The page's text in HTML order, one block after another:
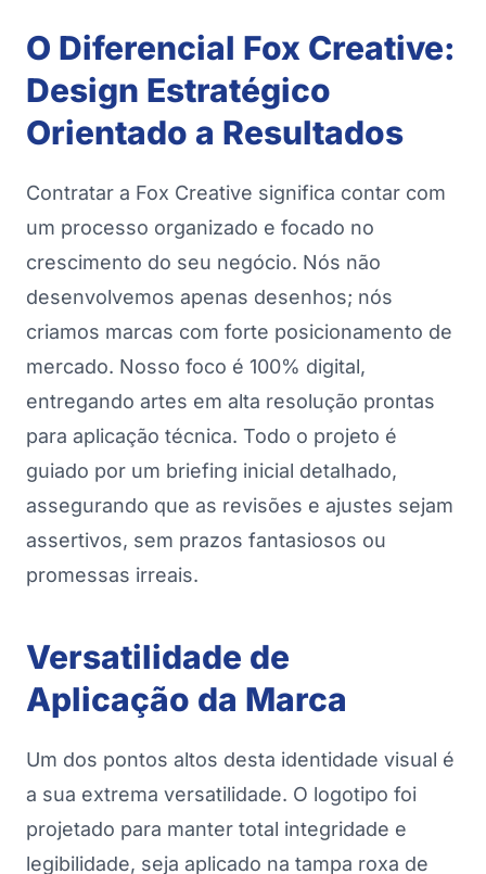
O Diferencial Fox Creative:
Design Estratégico
Orientado a Resultados
Contratar a Fox Creative significa contar com
um processo organizado e focado no
crescimento do seu negócio. Nós não
desenvolvemos apenas desenhos; nós
criamos marcas com forte posicionamento de
mercado. Nosso foco é 100% digital,
entregando artes em alta resolução prontas
para aplicação técnica. Todo o projeto é
guiado por um briefing inicial detalhado,
assegurando que as revisões e ajustes sejam
assertivos, sem prazos fantasiosos ou
promessas irreais.
Versatilidade de
Aplicação da Marca
Um dos pontos altos desta identidade visual é
a sua extrema versatilidade. O logotipo foi
projetado para manter total integridade e
legibilidade, seja aplicado na tampa roxa de